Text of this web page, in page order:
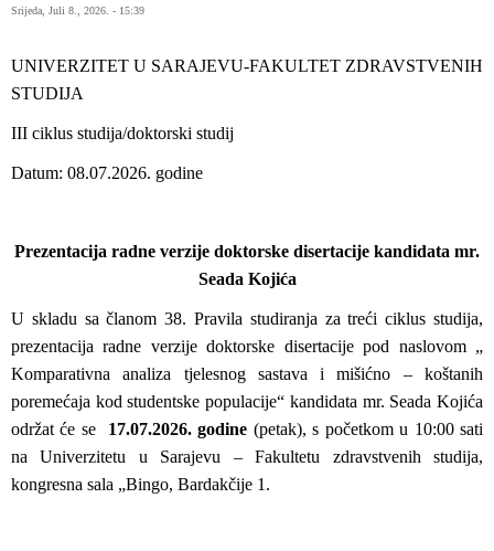
Srijeda, Juli 8., 2026. - 15:39
UNIVERZITET U SARAJEVU-FAKULTET ZDRAVSTVENIH
STUDIJA
III ciklus studija/doktorski studij
Datum: 08.07.2026. godine
Prezentacija radne verzije doktorske disertacije kandidata mr.
Seada Kojića
U skladu sa članom 38. Pravila studiranja za treći ciklus studija,
prezentacija radne verzije doktorske disertacije pod naslovom „
Komparativna analiza tjelesnog sastava i mišićno – koštanih
poremećaja kod studentske populacije“ kandidata mr. Seada Kojića
održat će se 17.07.2026. godine (petak), s početkom u 10:00 sati
na Univerzitetu u Sarajevu – Fakultetu zdravstvenih studija,
kongresna sala „Bingo, Bardakčije 1.